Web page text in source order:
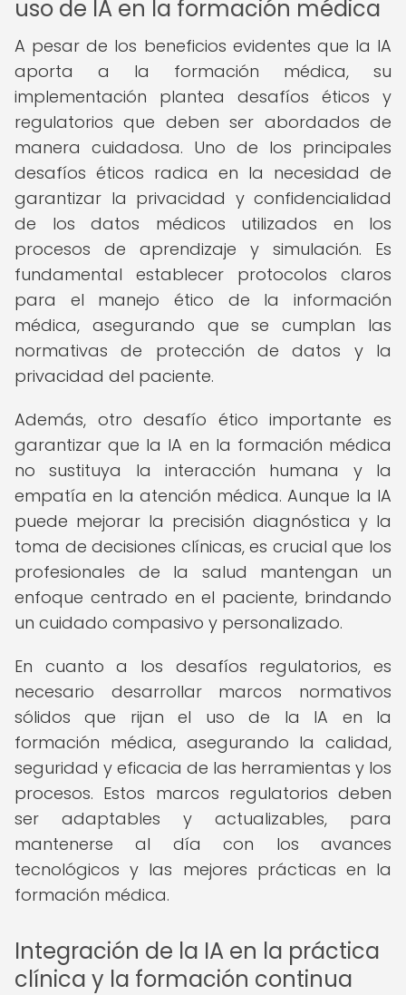
uso de IA en la formación médica
A pesar de los beneficios evidentes que la IA
aporta a la formación médica, su
implementación plantea desafíos éticos y
regulatorios que deben ser abordados de
manera cuidadosa. Uno de los principales
desafíos éticos radica en la necesidad de
garantizar la privacidad y confidencialidad
de los datos médicos utilizados en los
procesos de aprendizaje y simulación. Es
fundamental establecer protocolos claros
para el manejo ético de la información
médica, asegurando que se cumplan las
normativas de protección de datos y la
privacidad del paciente.
Además, otro desafío ético importante es
garantizar que la IA en la formación médica
no sustituya la interacción humana y la
empatía en la atención médica. Aunque la IA
puede mejorar la precisión diagnóstica y la
toma de decisiones clínicas, es crucial que los
profesionales de la salud mantengan un
enfoque centrado en el paciente, brindando
un cuidado compasivo y personalizado.
En cuanto a los desafíos regulatorios, es
necesario desarrollar marcos normativos
sólidos que rijan el uso de la IA en la
formación médica, asegurando la calidad,
seguridad y eficacia de las herramientas y los
procesos. Estos marcos regulatorios deben
ser adaptables y actualizables, para
mantenerse al día con los avances
tecnológicos y las mejores prácticas en la
formación médica.
Integración de la IA en la práctica
clínica y la formación continua